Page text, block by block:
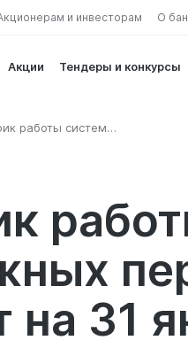
и инвесторам О
Акции Тендеры и конкурсы
работы систем
на 31